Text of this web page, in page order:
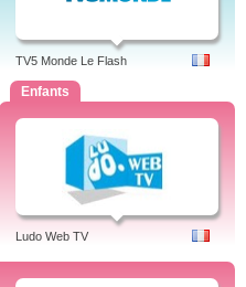
TV5 Monde Le Flash
Enfants
Ludo Web TV